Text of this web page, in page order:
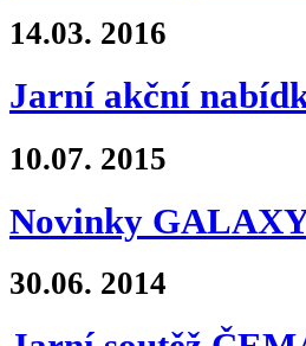
14.03. 2016
Jarní akční
10.07. 2015
Novinky
30.06. 2014